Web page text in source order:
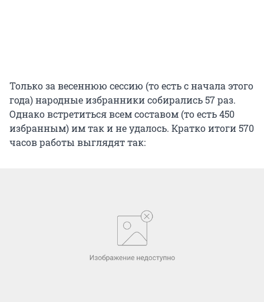
Только за весеннюю сессию (то есть с начала этого
года) народные избранники собирались 57 раз.
Однако встретиться всем составом (то есть 450
избранным) им так и не удалось. Кратко итоги 570
часов работы выглядят так: